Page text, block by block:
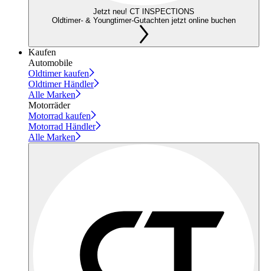
Jetzt neu! CT INSPECTIONS
Oldtimer- & Youngtimer-Gutachten jetzt online buchen
Kaufen
Automobile
Oldtimer kaufen
Oldtimer Händler
Alle Marken
Motorräder
Motorrad kaufen
Motorrad Händler
Alle Marken